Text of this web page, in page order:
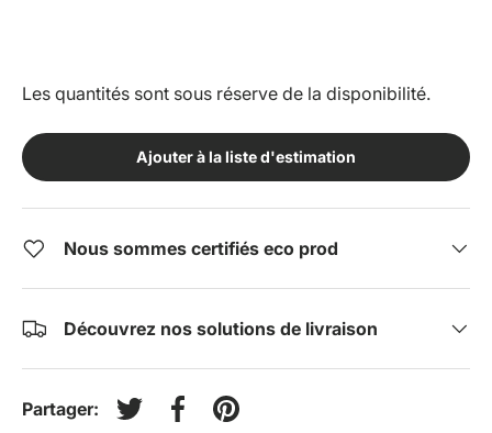
Les quantités sont sous réserve de la disponibilité.
Ajouter à la liste d'estimation
Nous sommes certifiés eco prod
Découvrez nos solutions de livraison
Partager:
Tweeter sur Twitter
Partager sur Facebook
Épingler sur Pinterest